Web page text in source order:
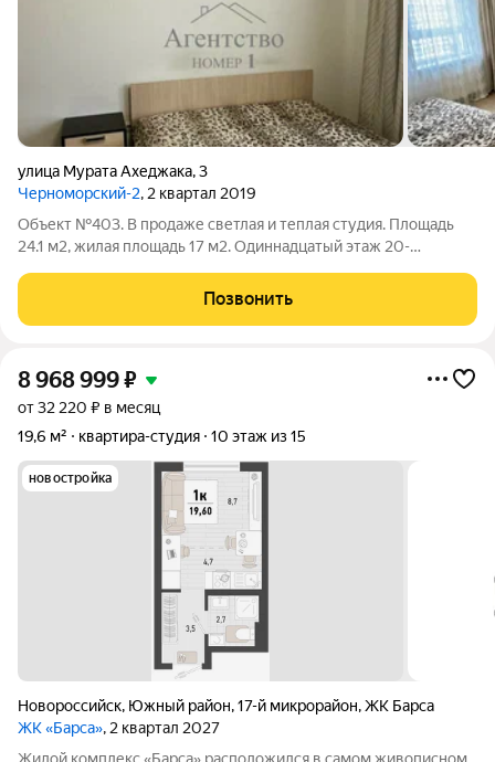
улица Мурата Ахеджака,3
Черноморский-2, 2 квартал 2019
Объект №403. В продаже светлая и теплая студия. Площадь
24.1 м2, жилая площадь 17 м2. Одиннадцатый этаж 20-
территория без машин! Это служит гарантом безопасности
ваших детей во дворе. С окон
Позвонить
8 968 999₽
от 32 220 ₽ в месяц
19,6 м²
квартира-студия 10 этаж из 15
новостройка
Новороссийск, Южный район,17-й микрорайон,ЖК Барса
ЖК «Барса», 2 квартал 2027